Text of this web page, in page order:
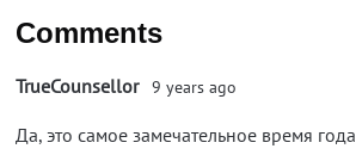
Comments
TrueCounsellor 9 years ago
Да, это самое замечательное время года